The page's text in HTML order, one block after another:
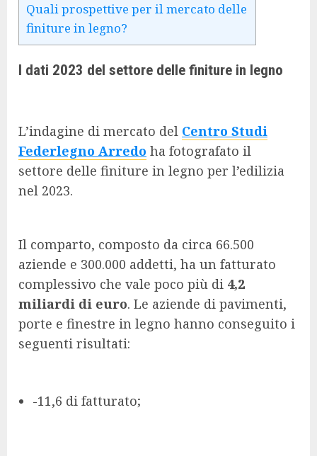
Quali prospettive per il mercato delle
finiture in legno?
I dati 2023 del settore delle finiture in legno
L’indagine di mercato del Centro Studi
Federlegno Arredo ha fotografato il
settore delle finiture in legno per l’edilizia
nel 2023.
Il comparto, composto da circa 66.500
aziende e 300.000 addetti, ha un fatturato
complessivo che vale poco più di 4,2
miliardi di euro. Le aziende di pavimenti,
porte e finestre in legno hanno conseguito i
seguenti risultati:
-11,6 di fatturato;